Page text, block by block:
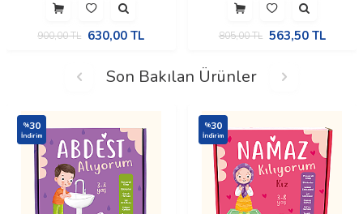
900,00TL 630,00 TL
(Silsiletü'z-Zeheb) (İngilizce)
805,00TL 563,50TL
Son Bakılan Ürünler
%30
İndirim
%30
İndirim